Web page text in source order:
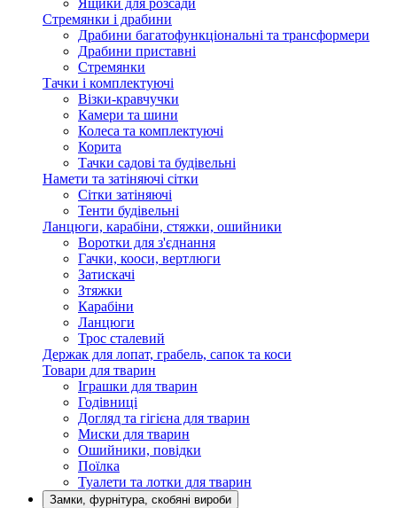
Ящики для розсади
Стремянки і драбини
Драбини багатофункціональні та трансформери
Драбини приставні
Стремянки
Тачки і комплектуючі
Візки-кравчучки
Камери та шини
Колеса та комплектуючі
Корита
Тачки садові та будівельні
Намети та затіняючі сітки
Сітки затіняючі
Тенти будівельні
Ланцюги, карабіни, стяжки, ошийники
Воротки для з'єднання
Гачки, кооси, вертлюги
Затискачі
Зтяжки
Карабіни
Ланцюги
Трос сталевий
Держак для лопат, грабель, сапок та коси
Товари для тварин
Іграшки для тварин
Годівниці
Догляд та гігієна для тварин
Миски для тварин
Ошийники, повідки
Поїлка
Туалети та лотки для тварин
Замки, фурнітура, скобяні вироби